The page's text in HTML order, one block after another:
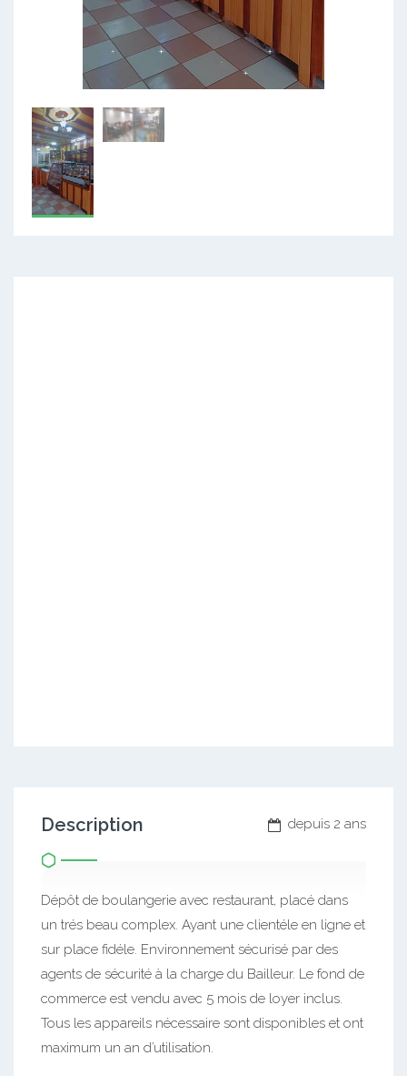
depuis 2 ans
Description
Dépôt de boulangerie avec restaurant, placé dans
un trés beau complex. Ayant une clientéle en ligne et
sur place fidéle. Environnement sécurisé par des
agents de sécurité à la charge du Bailleur. Le fond de
commerce est vendu avec 5 mois de loyer inclus.
Tous les appareils nécessaire sont disponibles et ont
maximum un an d’utilisation.